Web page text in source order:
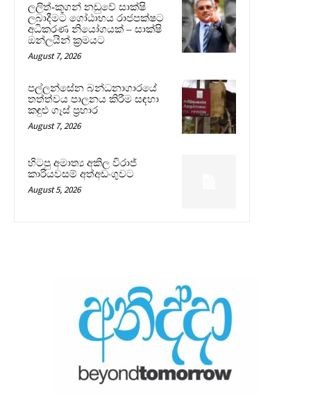
ලලිත්-කූගන් නඩුවේ සාක්ෂි
ලබාදීමට ගෝඨාභය රාජපක්ෂට
අධිකරණ නියෝගයක් – සාක්ෂි
ඔන්ලයින් ක්‍රමයට
August 7, 2026
පල්ලන්සේන බන්ධනාගාරයේ
තත්ත්වය පාලනය කිරීම සඳහා
කඳුළු ගෑස් ප්‍රහාර
August 7, 2026
හිටපු අමාත්‍ය අකිල විරාජ්
කාරියවසම් අත්අඩංගුවට
August 5, 2026